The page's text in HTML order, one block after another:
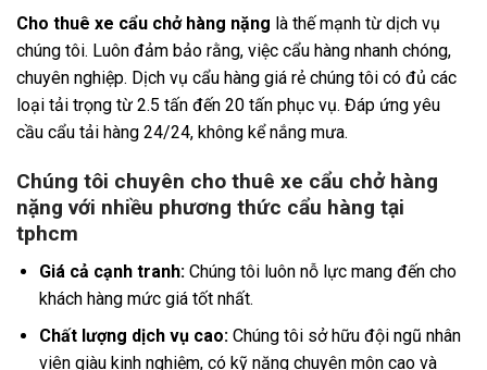
Cho thuê xe cẩu chở hàng nặng là thế mạnh từ dịch vụ
chúng tôi. Luôn đảm bảo rằng, việc cẩu hàng nhanh chóng,
chuyên nghiệp. Dịch vụ cẩu hàng giá rẻ chúng tôi có đủ các
loại tải trọng từ 2.5 tấn đến 20 tấn phục vụ. Đáp ứng yêu
cầu cẩu tải hàng 24/24, không kể nắng mưa.
Chúng tôi chuyên cho thuê xe cẩu chở hàng
nặng với nhiều phương thức cẩu hàng tại
tphcm
Giá cả cạnh tranh:Chúng tôi luôn nỗ lực mang đến cho
khách hàng mức giá tốt nhất.
Chất lượng dịch vụ cao: Chúng tôi sở hữu đội ngũ nhân
viên giàu kinh nghiệm, có kỹ năng chuyên môn cao và